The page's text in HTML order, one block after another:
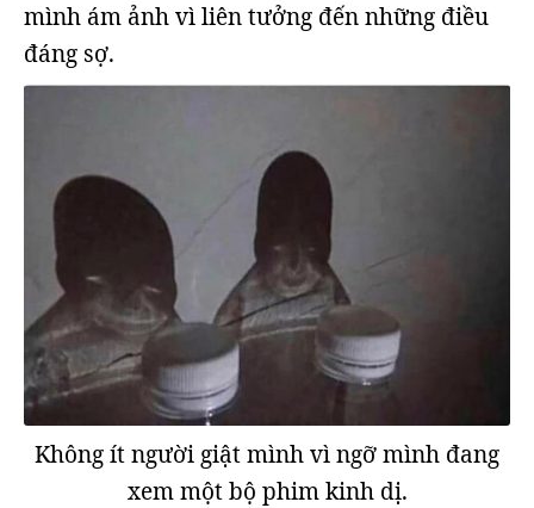
mình ám ảnh vì liên tưởng đến những điều
đáng sợ.
Không ít người giật mình vì ngỡ mình đang
xem một bộ phim kinh dị.